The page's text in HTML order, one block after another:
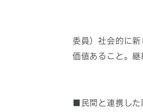
委員）社会的に
価値あること。継
■民間と連携し